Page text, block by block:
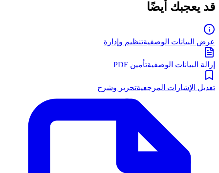
قد يعجبك أيضًا
عرض البيانات الوصفيةتنظيم وإدارة
إزالة البيانات الوصفيةتأمين PDF
تعديل الإشارات المرجعيةتحرير وشرح